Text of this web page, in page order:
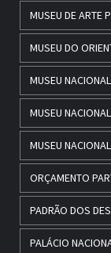
MUSEU DE ARTE
MUSEU DO
MUSEU
MUSEU
MUSEU
ORÇAMENTO
PADRÃO DOS
PALÁCIO